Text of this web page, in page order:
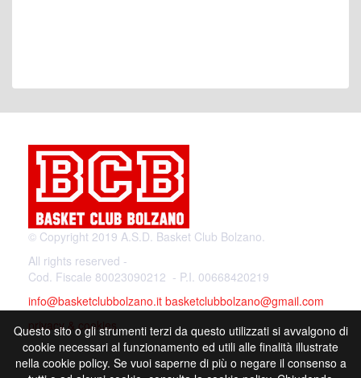
© Copyright 2019 A.S.D. Basket Club Bolzano.
All rights reserved -
Cod. Fiscale 80023090212 - P.I. 00668420219
info@basketclubbolzano.it basketclubbolzano@gmail.com
privacy & cookies
Questo sito o gli strumenti terzi da questo utilizzati si avvalgono di
cookie necessari al funzionamento ed utili alle finalità illustrate
nella cookie policy. Se vuoi saperne di più o negare il consenso a